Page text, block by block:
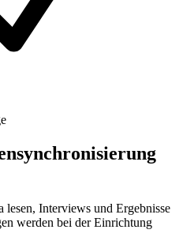
lesen, Interviews und Ergebnisse
werden bei der Einrichtung